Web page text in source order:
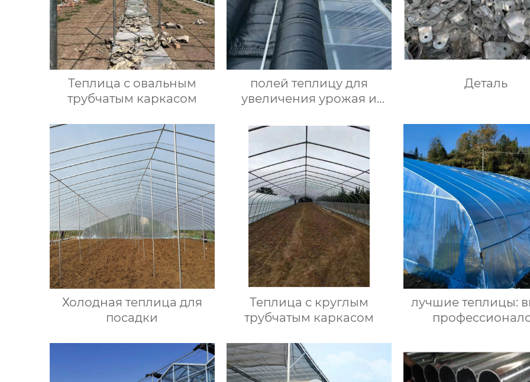
Теплица с овальным
трубчатым каркасом
полей теплицу для
увеличения урожая и
культур
Деталь
Холодная теплица для
посадки
Теплица с круглым
трубчатым каркасом
лучшие теплицы: